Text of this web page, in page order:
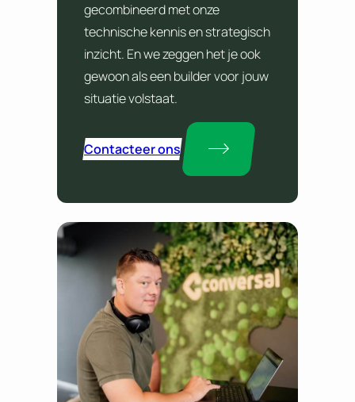
gecombineerd met onze
technische kennis en strategisch
inzicht. En we zeggen het je ook
gewoon als een builder voor jouw
situatie volstaat.
Contacteer ons